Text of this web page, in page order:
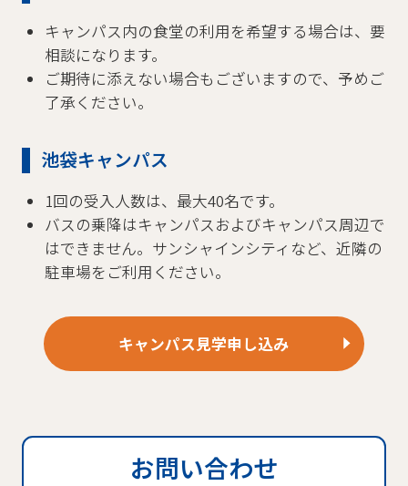
キャンパス内の食堂の利用を希望する場合は、要
相談になります。
ご期待に添えない場合もございますので、予めご
了承ください。
池袋キャンパス
1回の受入人数は、最大40名です。
バスの乗降はキャンパスおよびキャンパス周辺で
はできません。サンシャインシティなど、近隣の
駐車場をご利用ください。
キャンパス見学申し込み
お問い合わせ